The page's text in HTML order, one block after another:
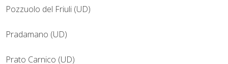
Pozzuolo del Friuli (UD)
Pradamano (UD)
Prato Carnico (UD)